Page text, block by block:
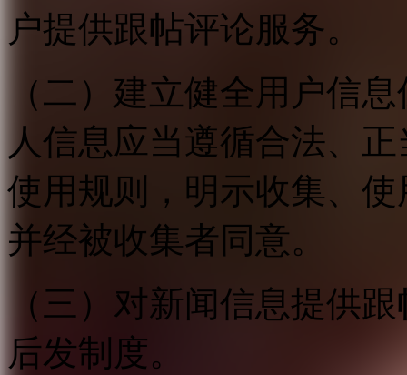
户提供跟帖评论服务。
（二）建立健全用户信
人信息应当遵循合法、
使用规则，明示收集、
并经被收集者同意。
（三）对新闻信息提供
后发制度。